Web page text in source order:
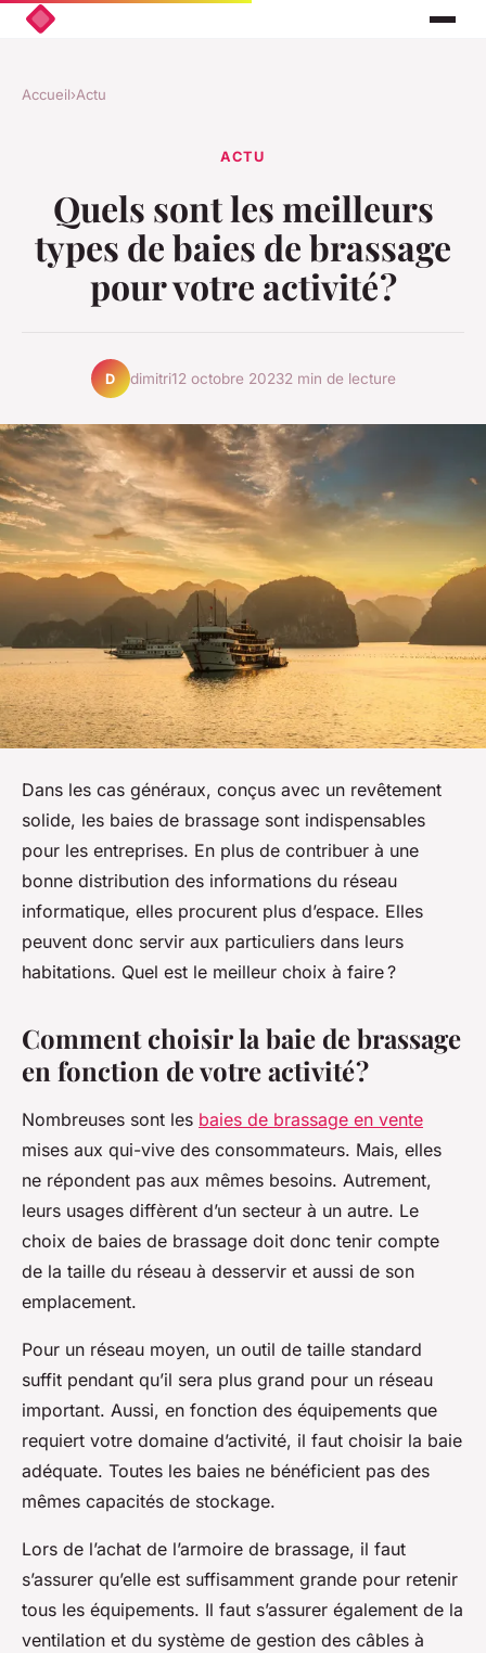
Accueil›Actu
ACTU
Quels sont les meilleurs
types de baies de brassage
pour votre activité ?
D dimitri12 octobre 20232 min de lecture
Dans les cas généraux, conçus avec un revêtement
solide, les baies de brassage sont indispensables
pour les entreprises. En plus de contribuer à une
bonne distribution des informations du réseau
informatique, elles procurent plus d’espace. Elles
peuvent donc servir aux particuliers dans leurs
habitations. Quel est le meilleur choix à faire ?
Comment choisir la baie de brassage
en fonction de votre activité ?
Nombreuses sont les baies de brassage en vente
mises aux qui-vive des consommateurs. Mais, elles
ne répondent pas aux mêmes besoins. Autrement,
leurs usages diffèrent d’un secteur à un autre. Le
choix de baies de brassage doit donc tenir compte
de la taille du réseau à desservir et aussi de son
emplacement.
Pour un réseau moyen, un outil de taille standard
suffit pendant qu’il sera plus grand pour un réseau
important. Aussi, en fonction des équipements que
requiert votre domaine d’activité, il faut choisir la baie
adéquate. Toutes les baies ne bénéficient pas des
mêmes capacités de stockage.
Lors de l’achat de l’armoire de brassage, il faut
s’assurer qu’elle est suffisamment grande pour retenir
tous les équipements. Il faut s’assurer également de la
ventilation et du système de gestion des câbles à